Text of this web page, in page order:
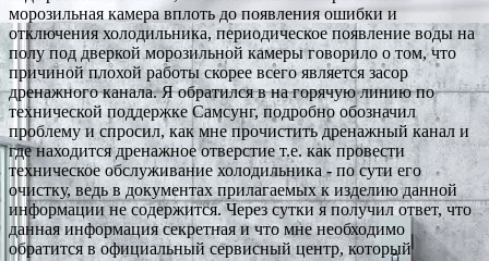
морозильная камера вплоть до появления ошибки и
отключения холодильника, периодическое появление воды на
полу под дверкой морозильной камеры говорило о том, что
причиной плохой работы скорее всего является засор
дренажного канала. Я обратился в на горячую линию по
технической поддержке Самсунг, подробно обозначил
проблему и спросил, как мне прочистить дренажный канал и
где находится дренажное отверстие т.е. как провести
техническое обслуживание холодильника - по сути его
очистку, ведь в документах прилагаемых к изделию данной
информации не содержится. Через сутки я получил ответ, что
данная информация секретная и что мне необходимо
обратится в официальный сервисный центр, который